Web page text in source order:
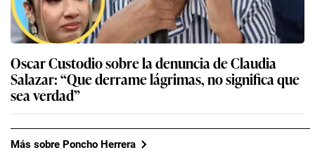
Oscar Custodio sobre la denuncia de Claudia
Salazar: “Que derrame lágrimas, no significa que
sea verdad”
Más sobre Poncho Herrera